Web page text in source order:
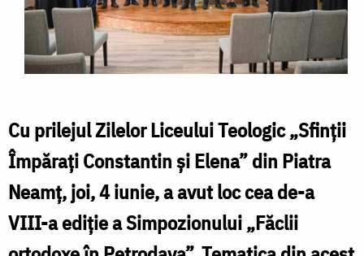
Cu prilejul Zilelor Liceului Teologic „Sfinții
Împărați Constantin și Elena” din Piatra
Neamț, joi, 4 iunie, a avut loc cea de-a
VIII-a ediție a Simpozionului „Făclii